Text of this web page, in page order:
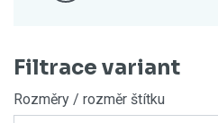
Filtrace variant
Rozměry / rozměr štítku